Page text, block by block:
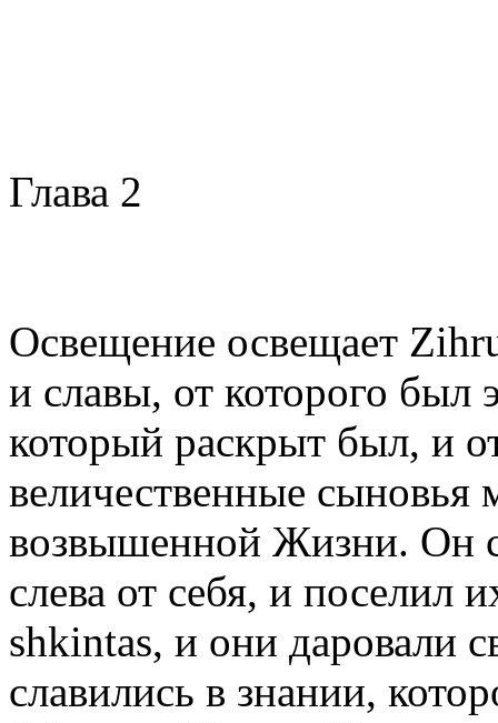
Глава 2
Освещение освещает
и славы, от которого
который раскрыт был, и
величественные сыновья
возвышенной Жизни. Он
слева от себя, и
shkintas, и они даровали
славились в знании,